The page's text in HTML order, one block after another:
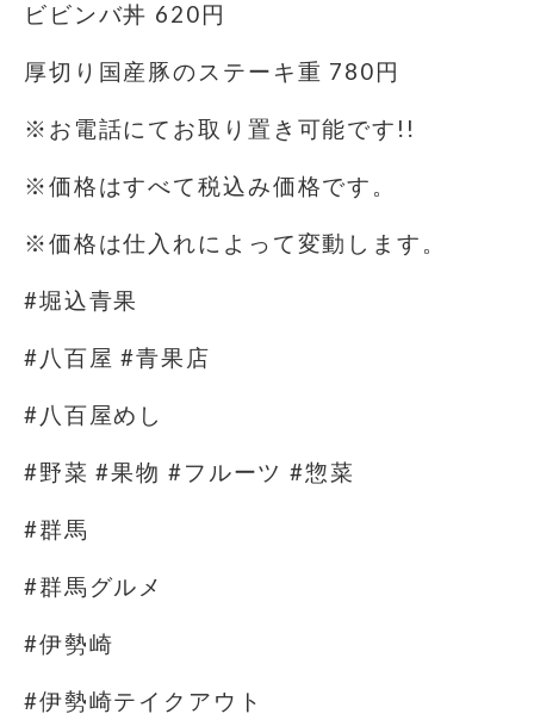
ビビンバ丼 620円
厚切り国産豚のステーキ重 780円
※お電話にてお取り置き可能です!!
※価格はすべて税込み価格です。
※価格は仕入れによって変動します。
#堀込青果
#八百屋 #青果店
#八百屋めし
#野菜 #果物 #フルーツ #惣菜
#群馬
#群馬グルメ
#伊勢崎
#伊勢崎テイクアウト